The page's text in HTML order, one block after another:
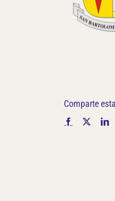
Comparte
Facebook